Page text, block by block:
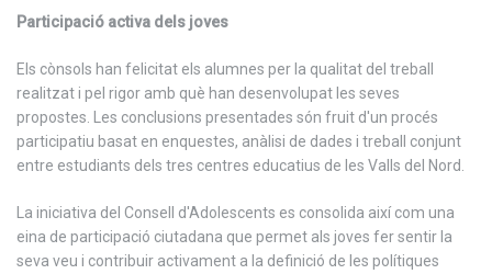
Participació activa dels joves
Els cònsols han felicitat els alumnes per la qualitat del treball
realitzat i pel rigor amb què han desenvolupat les seves
propostes. Les conclusions presentades són fruit d'un procés
participatiu basat en enquestes, anàlisi de dades i treball conjunt
entre estudiants dels tres centres educatius de les Valls del Nord.
La iniciativa del Consell d'Adolescents es consolida així com una
eina de participació ciutadana que permet als joves fer sentir la
seva veu i contribuir activament a la definició de les polítiques